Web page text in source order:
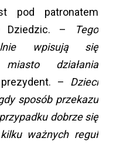
pod patronatem
Dziedzic. –
Tego
wpisują się
działania
– Dzieci
sposób przekazu
dobrze się
ważnych reguł